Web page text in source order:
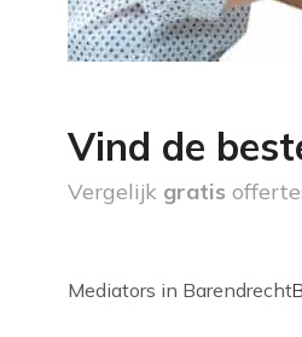
Vind de
Vergelijk gratis
Mediators in Barendrecht